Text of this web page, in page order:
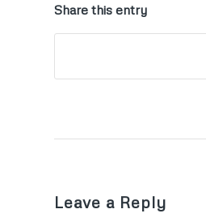
Share this entry
Leave a Reply